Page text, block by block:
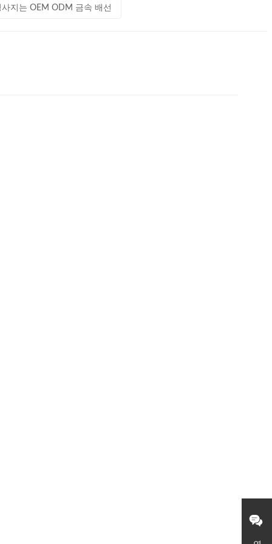
지는 OEM ODM 금속 배선